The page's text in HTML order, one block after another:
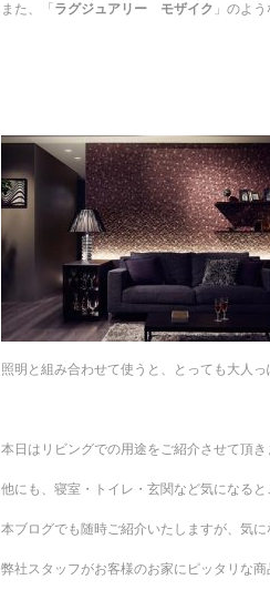
また、「 ラグジュアリー モザイク 」のよ
照明と組み合わせて使うと、とっても大人
本日はリビングでの用途をご紹介させて頂き
他にも、寝室・トイレ・玄関など気になる
本ブログでも随時ご紹介いたしますが、気
弊社スタッフがお客様のお家にピッタリな商